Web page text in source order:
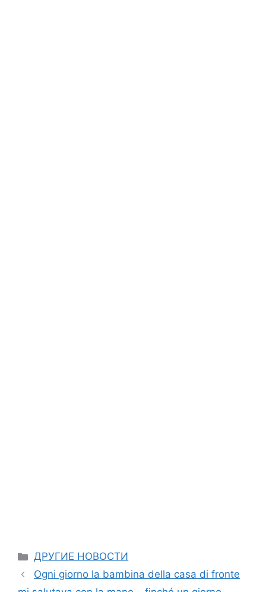
Categories
ДРУГИЕ НОВОСТИ
Ogni giorno la bambina della casa di fronte